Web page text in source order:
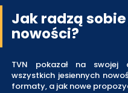
Jak radzą
nowości?
TVN pokazał na swojej
wszystkich jesiennych
formaty, a jak nowe